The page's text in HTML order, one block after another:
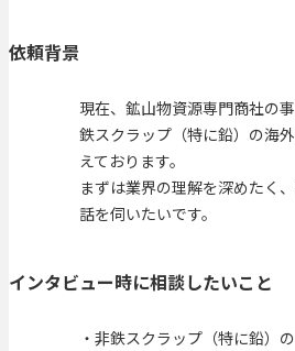
依頼背景
現在、鉱山物資源専門商社の
鉄スクラップ（特に鉛）の海
えております。
まずは業界の理解を深めたく
話を伺いたいです。
インタビュー時に相談したいこと
・非鉄スクラップ（特に鉛）